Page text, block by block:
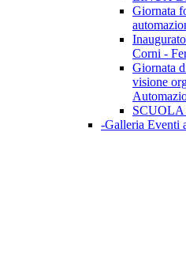
Giornata
Corni -
Giornata
visione
SCUOLA
-Galleria Eventi